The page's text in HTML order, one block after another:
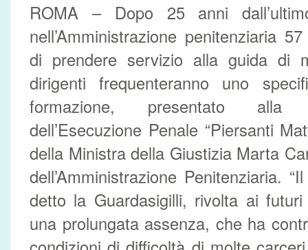
ROMA – Dopo 25 anni
nell’Amministrazione penitenziaria
di prendere servizio alla guida di
dirigenti frequenteranno uno
formazione, presentato alla
dell’Esecuzione Penale “Piersanti
della Ministra della Giustizia Marta
dell’Amministrazione Penitenziaria.
detto la Guardasigilli, rivolta ai
una prolungata assenza, che ha